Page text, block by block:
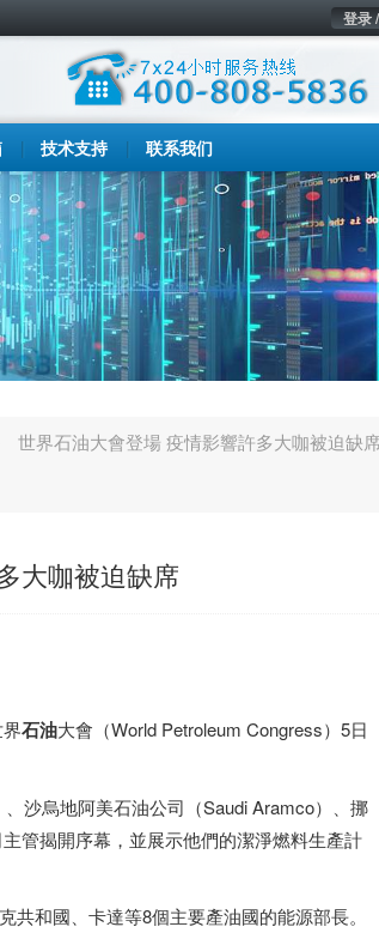
登录
技术支持 联系我们
世界石油大會登場 疫情影響許多大咖被迫缺
大咖被迫缺席
石油大會（World Petroleum Congress）5日
沙烏地阿美石油公司（Saudi Aramco）、挪
管揭開序幕，並展示他們的潔淨燃料生產計
和國、卡達等8個主要產油國的能源部長。